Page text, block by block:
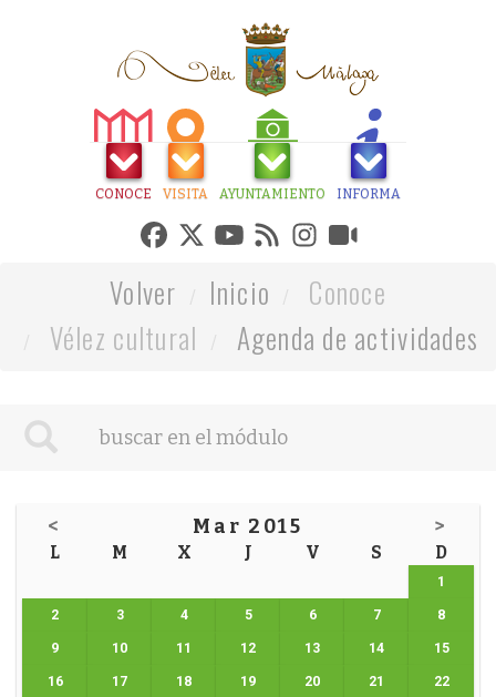
CONOCE VISITA AYUNTAMIENTO INFORMA
Volver Inicio
Conoce
Vélez cultural
Agenda de actividades
< Mar 2015 >
L M X J V S D
1
2 3 4 5 6 7 8
9 10 11 12 13 14 15
16 17 18 19 20 21 22